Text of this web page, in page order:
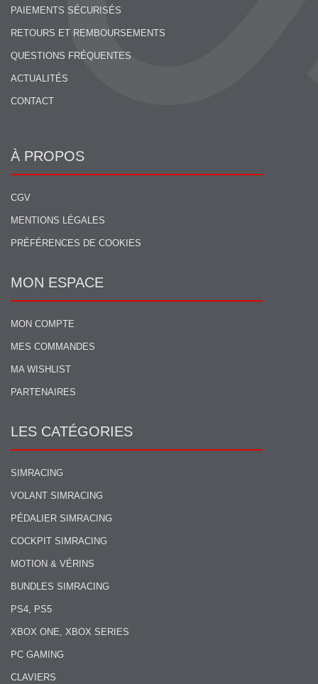
PAIEMENTS SÉCURISÉS
RETOURS ET REMBOURSEMENTS
QUESTIONS FRÉQUENTES
ACTUALITÉS
CONTACT
À PROPOS
CGV
MENTIONS LÉGALES
PRÉFÉRENCES DE COOKIES
MON ESPACE
MON COMPTE
MES COMMANDES
MA WISHLIST
PARTENAIRES
LES CATÉGORIES
SIMRACING
VOLANT SIMRACING
PÉDALIER SIMRACING
COCKPIT SIMRACING
MOTION & VÉRINS
BUNDLES SIMRACING
PS4, PS5
XBOX ONE, XBOX SERIES
PC GAMING
CLAVIERS